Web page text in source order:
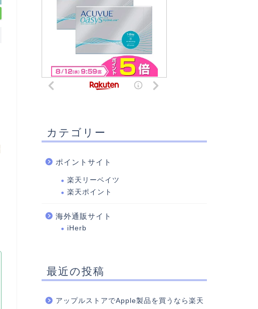
カテゴリー
ポイントサイト
楽天リーベイツ
楽天ポイント
海外通販サイト
iHerb
最近の投稿
アップルストアでApple製品を買うなら楽天